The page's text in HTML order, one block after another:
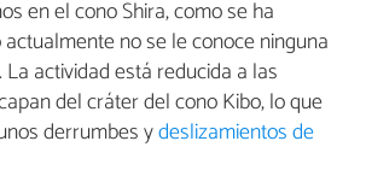
en el cono Shira, como se ha
no se le conoce ninguna
actividad está reducida a las
del cráter del cono Kibo, lo que
derrumbes ydeslizamientos de